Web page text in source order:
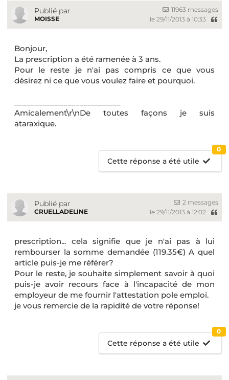
Publié par
MOISSE
11963 messages
le 29/11/2013 à 10:33
Bonjour,
La prescription a été ramenée à 3 ans.
Pour le reste je n'ai pas compris ce que vous
désirez ni ce que vous voulez faire et pourquoi.
Amicalement\r\nDe toutes façons je suis
ataraxique.
Cette réponse a été utile
0
Publié par
CRUELLADELINE
2 messages
le 29/11/2013 à 12:02
prescription... cela signifie que je n'ai pas à lui
rembourser la somme demandée (119.35€) A quel
article puis-je me référer?
Pour le reste, je souhaite simplement savoir à quoi
puis-je avoir recours face à l'incapacité de mon
employeur de me fournir l'attestation pole emploi.
je vous remercie de la rapidité de votre réponse!
Cette réponse a été utile
0